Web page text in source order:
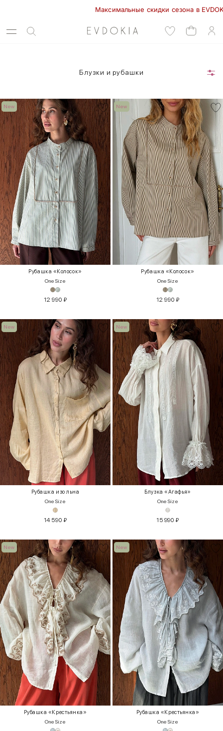
Максимальные скидки сезона в EVDOKIA! -
Блузки и рубашки
New
Рубашка «Колосок»
One Size
12 990 ₽
New
Рубашка «Колосок»
One Size
12 990 ₽
New
Рубашка изо льна
One Size
14 590 ₽
New
Блузка «Агафья»
One Size
15 990 ₽
New
Рубашка «Крестьянка»
One Size
New
Рубашка «Крестьянка»
One Size